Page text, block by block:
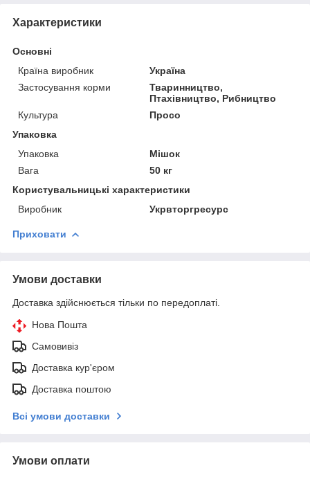
Характеристики
Основні
Країна виробник
Україна
Застосування корми
Тваринництво,
Птахівництво, Рибництво
Культура
Просо
Упаковка
Упаковка
Мішок
Вага
50 кг
Користувальницькі характеристики
Виробник
Укрвторгресурс
Приховати
Умови доставки
Доставка здійснюється тільки по передоплаті.
Нова Пошта
Самовивіз
Доставка кур'єром
Доставка поштою
Всі умови доставки
Умови оплати